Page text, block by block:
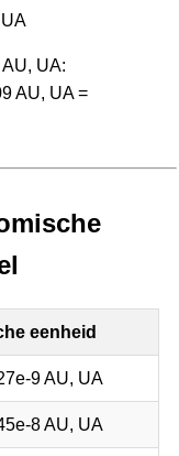
UA:
AU, UA =
eenheid
9 AU, UA
8 AU, UA